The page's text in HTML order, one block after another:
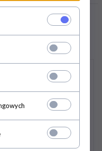
PRODUKT WYBRALI